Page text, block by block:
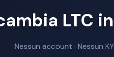
LTC
Nessun account · Nessun